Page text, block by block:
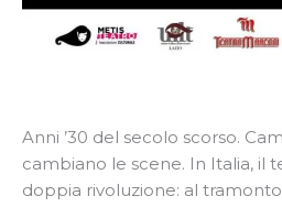
Anni ’30 del secolo scorso.
cambiano le scene. In Italia, il
doppia rivoluzione: al